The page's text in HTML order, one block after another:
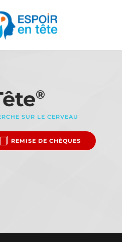
®
SUR LE CERVEAU
REMISE DE CHÈQUES